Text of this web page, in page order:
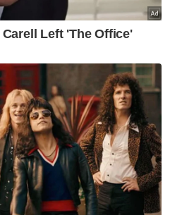
ADUN Tanjong Bunga,
Paya Terubong,
Sungai Pinang, Lim
H'ng Mooi Lye;
Gooi Zi Sen; ADUN
dan ADUN
Zainol.